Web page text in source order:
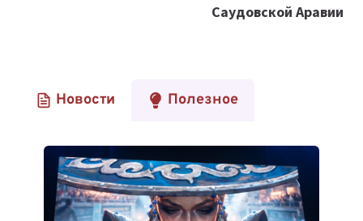
Саудовской Аравии
Новости Полезное